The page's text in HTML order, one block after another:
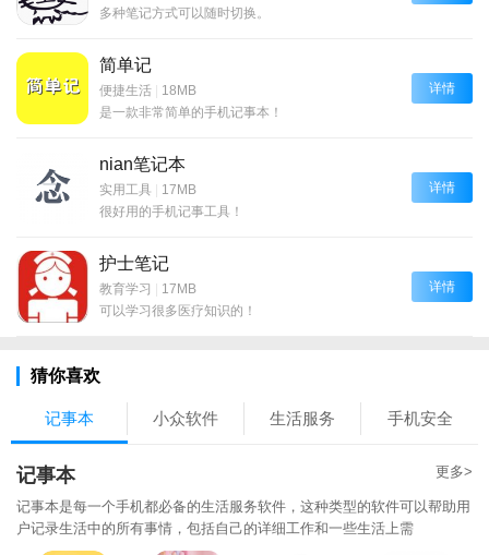
多种笔记方式可以随时切换。
简单记
便捷生活 | 18MB
是一款非常简单的手机记事本！
详情
nian笔记本
实用工具 | 17MB
很好用的手机记事工具！
详情
护士笔记
教育学习 | 17MB
可以学习很多医疗知识的！
详情
猜你喜欢
记事本 小众软件 生活服务 手机安全
记事本 更多>
记事本是每一个手机都必备的生活服务软件，这种类型的软件可以帮助用
户记录生活中的所有事情，包括自己的详细工作和一些生活上需